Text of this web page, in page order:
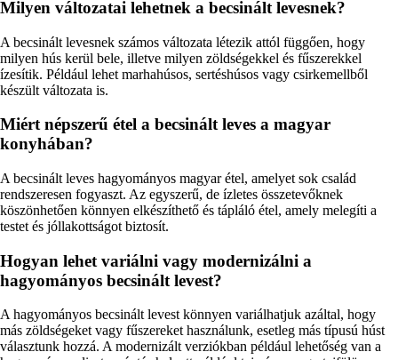
Milyen változatai lehetnek a becsinált levesnek?
A becsinált levesnek számos változata létezik attól függően, hogy
milyen hús kerül bele, illetve milyen zöldségekkel és fűszerekkel
ízesítik. Például lehet marhahúsos, sertéshúsos vagy csirkemellből
készült változata is.
Miért népszerű étel a becsinált leves a magyar
konyhában?
A becsinált leves hagyományos magyar étel, amelyet sok család
rendszeresen fogyaszt. Az egyszerű, de ízletes összetevőknek
köszönhetően könnyen elkészíthető és tápláló étel, amely melegíti a
testet és jóllakottságot biztosít.
Hogyan lehet variálni vagy modernizálni a
hagyományos becsinált levest?
A hagyományos becsinált levest könnyen variálhatjuk azáltal, hogy
más zöldségeket vagy fűszereket használunk, esetleg más típusú húst
választunk hozzá. A modernizált verziókban például lehetőség van a